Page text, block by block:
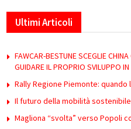
Ultimi Articoli
FAWCAR-BESTUNE SCEGLIE
GUIDARE IL PROPRIO SVILUPPO IN
Rally Regione Piemonte: quando
Il futuro della mobilità
Magliona “svolta” verso Popoli